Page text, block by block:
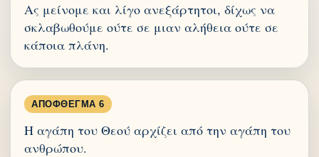
Ας μείνομε και λίγο ανεξάρτητοι, δίχως να
σκλαβωθούμε ούτε σε μιαν αλήθεια ούτε σε
κάποια πλάνη.
ΑΠΌΦΘΕΓΜΑ 6
Η αγάπη του Θεού αρχίζει από την αγάπη του
ανθρώπου.